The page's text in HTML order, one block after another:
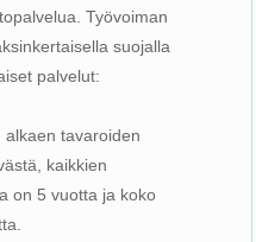
Työvoiman
suojalla
palvelut:
alkaen tavaroiden
kaikkien
on 5 vuotta ja koko